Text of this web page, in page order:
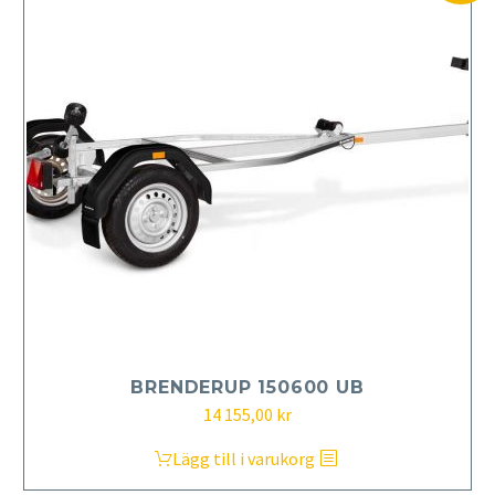
BRENDERUP 150600 UB
Det
priset
14 155,00 krDet
priset
Lägg till i varukorg